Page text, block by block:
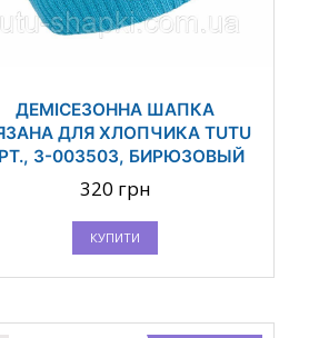
ДЕМІСЕЗОННА ШАПКА
ДЛЯ ХЛОПЧИКА TUTU
3-003503, БИРЮЗОВЫЙ
320 грн
КУПИТИ